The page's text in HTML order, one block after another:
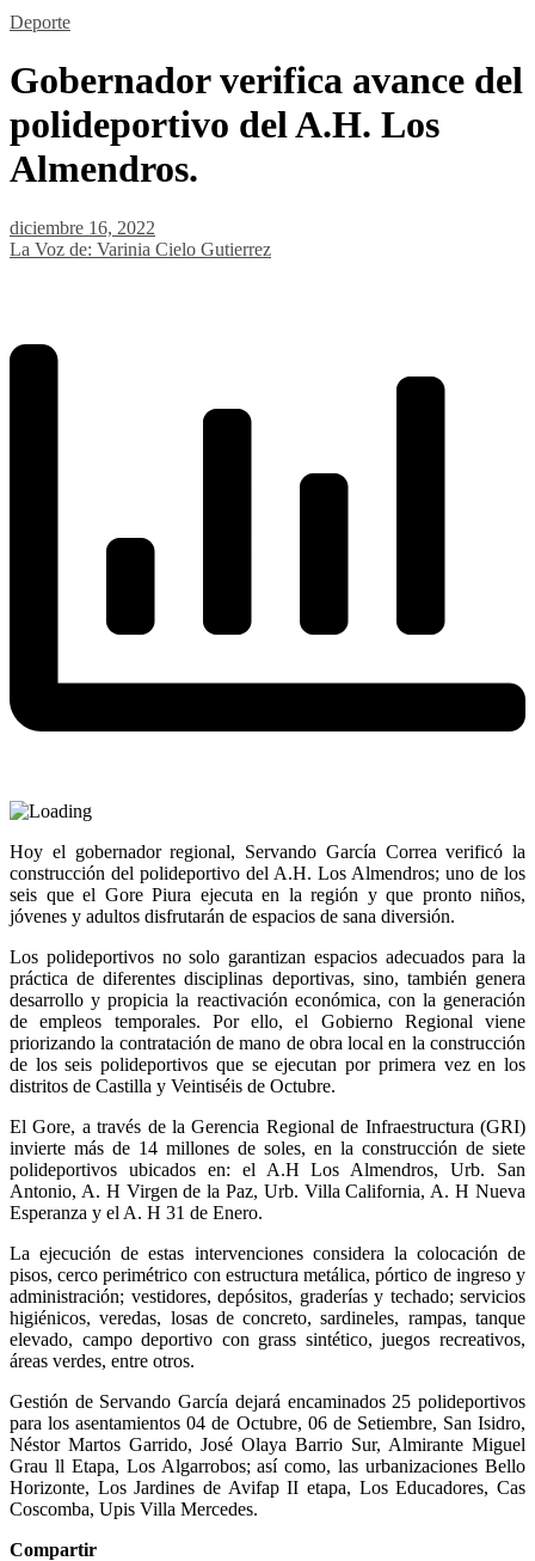
Deporte
Gobernador verifica avance del
polideportivo del A.H. Los
Almendros.
diciembre 16, 2022
La Voz de: Varinia Cielo Gutierrez
Hoy el gobernador regional, Servando García Correa verificó la
construcción del polideportivo del A.H. Los Almendros; uno de los
seis que el Gore Piura ejecuta en la región y que pronto niños,
jóvenes y adultos disfrutarán de espacios de sana diversión.
Los polideportivos no solo garantizan espacios adecuados para la
práctica de diferentes disciplinas deportivas, sino, también genera
desarrollo y propicia la reactivación económica, con la generación
de empleos temporales. Por ello, el Gobierno Regional viene
priorizando la contratación de mano de obra local en la construcción
de los seis polideportivos que se ejecutan por primera vez en los
distritos de Castilla y Veintiséis de Octubre.
El Gore, a través de la Gerencia Regional de Infraestructura (GRI)
invierte más de 14 millones de soles, en la construcción de siete
polideportivos ubicados en: el A.H Los Almendros, Urb. San
Antonio, A. H Virgen de la Paz, Urb. Villa California, A. H Nueva
Esperanza y el A. H 31 de Enero.
La ejecución de estas intervenciones considera la colocación de
pisos, cerco perimétrico con estructura metálica, pórtico de ingreso y
administración; vestidores, depósitos, graderías y techado; servicios
higiénicos, veredas, losas de concreto, sardineles, rampas, tanque
elevado, campo deportivo con grass sintético, juegos recreativos,
áreas verdes, entre otros.
Gestión de Servando García dejará encaminados 25 polideportivos
para los asentamientos 04 de Octubre, 06 de Setiembre, San Isidro,
Néstor Martos Garrido, José Olaya Barrio Sur, Almirante Miguel
Grau ll Etapa, Los Algarrobos; así como, las urbanizaciones Bello
Horizonte, Los Jardines de Avifap II etapa, Los Educadores, Cas
Coscomba, Upis Villa Mercedes.
Compartir